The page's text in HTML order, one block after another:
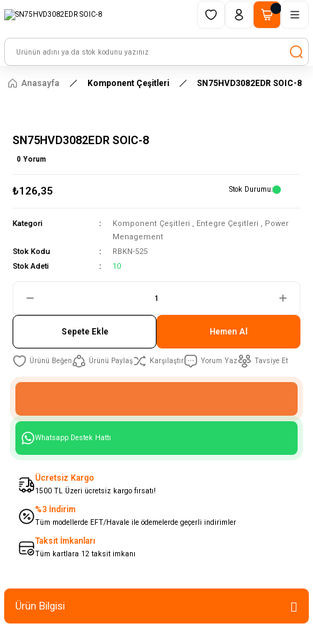
HAYAL ET - TASARLA - ÇALIŞTIR
Anasayfa Komponent Çeşitleri SN75HVD3082EDR SOIC-8
SN75HVD3082EDR SOIC-8
0 Yorum
₺126,35 Stok Durumu
Kategori Komponent Çeşitleri , Entegre Çeşitleri , Power
Menagement
Stok Kodu
RBKN-525
Stok Adeti
10
Sepete Ekle Hemen Al
Ürünü Paylaş Karşılaştır Yorum Yaz Tavsiye Et
Whatsapp Destek Hattı
Ücretsiz Kargo
1500 TL Üzeri ücretsiz kargo fırsatı!
%3 İndirim
Tüm modellerde EFT/Havale ile ödemelerde geçerli indirimler
Taksit İmkanları
Tüm kartlara 12 taksit imkanı
Ürün Bilgisi